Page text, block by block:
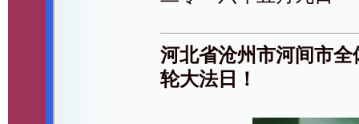
河北省沧州市河间市
轮大法日！